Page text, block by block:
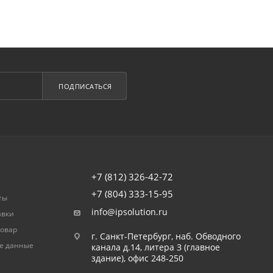
ПОДПИСАТЬСЯ
данные
+7 (812) 326-42-72
+7 (804) 333-15-95
info@ipsolution.ru
г. Санкт-Петербург, наб. Обводного
канала д.14, литера З (главное
здание), офис 248-250